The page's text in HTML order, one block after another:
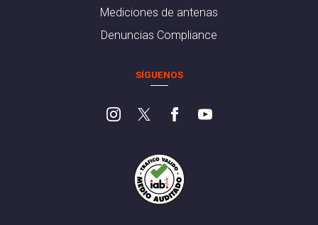
Mediciones de antenas
Denuncias Compliance
SÍGUENOS